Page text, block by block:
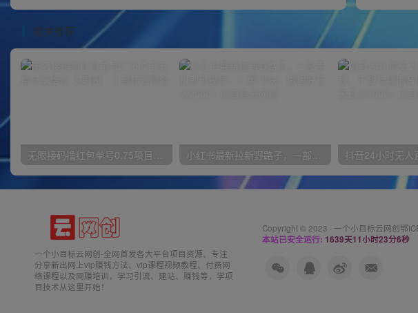
相关推荐
无限接码撸红包单号0.75项目无偿分享给你【揭秘】 小红书最新拉新野路子，一部手机即可操作，一单15块，做得好日入2000+
一个小目标云网创-全网首发各大平台项目资源、专注
分享新出网上vip赚钱方法、vip课程视频教程、付费网
络课程以及网赚培训，学习引流、建站、赚钱等，学项
目技术从这里开始！
Copyright © 2023 · 一个小目标云网创鄂
本站已安全运行: 1639天11小时23分7秒